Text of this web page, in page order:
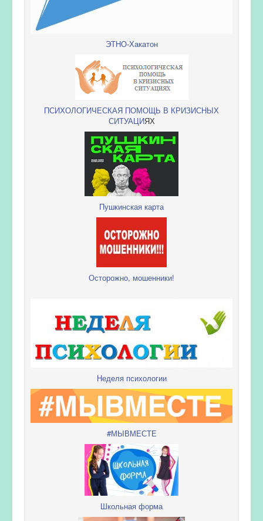
ЭТНО-Хакатон
ПСИХОЛОГИЧЕСКАЯ ПОМОЩЬ В КРИЗИСНЫХ
СИТУАЦИЯХ
Пушкинская карта
Осторожно, мошенники!
Неделя психологии
#МЫВМЕСТЕ
Школьная форма